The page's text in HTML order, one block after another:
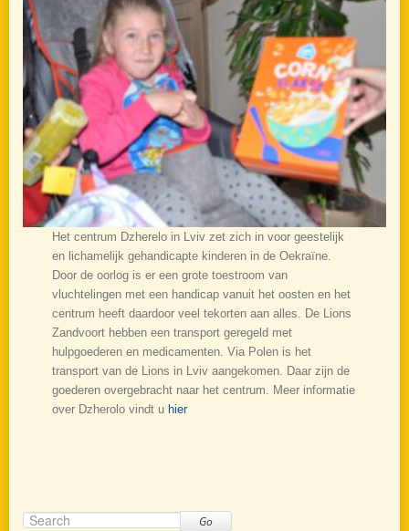
Het centrum Dzherelo in Lviv zet zich in voor geestelijk
en lichamelijk gehandicapte kinderen in de Oekraïne.
Door de oorlog is er een grote toestroom van
vluchtelingen met een handicap vanuit het oosten en het
centrum heeft daardoor veel tekorten aan alles. De Lions
Zandvoort hebben een transport geregeld met
hulpgoederen en medicamenten. Via Polen is het
transport van de Lions in Lviv aangekomen. Daar zijn de
goederen overgebracht naar het centrum. Meer informatie
over Dzherolo vindt u hier
Go